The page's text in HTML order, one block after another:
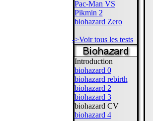
Pac-Man VS
Pikmin 2
biohazard Zero
->Voir tous les tests
Introduction
biohazard 0
biohazard rebirth
biohazard 2
biohazard 3
biohazard CV
biohazard 4